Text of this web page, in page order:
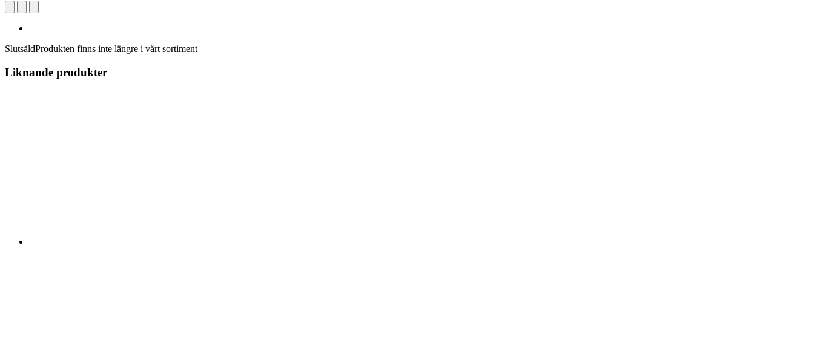
SlutsåldProdukten finns inte längre i vårt sortiment
Liknande produkter